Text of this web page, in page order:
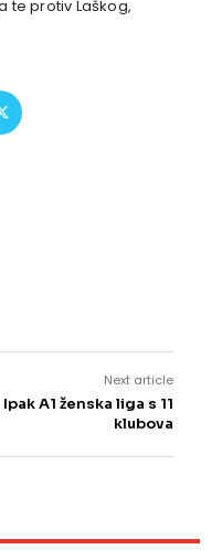
te protiv Laškog,
Next article
Ipak A1 ženska liga s 11
klubova